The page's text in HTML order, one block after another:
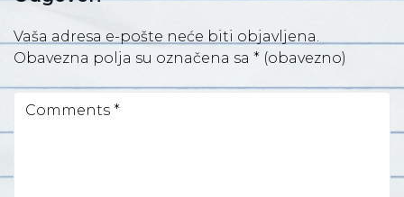
Vaša adresa e-pošte neće biti objavljena.
Obavezna polja su označena sa * (obavezno)